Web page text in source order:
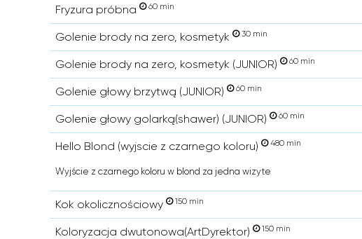
Fryzura próbna 60 min
Golenie brody na zero, kosmetyk 30 min
Golenie brody na zero, kosmetyk (JUNIOR) 60 min
Golenie głowy brzytwą (JUNIOR) 60 min
Golenie głowy golarką(shawer) (JUNIOR) 60 min
Hello Blond (wyjscie z czarnego koloru) 480 min
Wyjście z czarnego koloru w blond za jedna wizyte
Kok okolicznościowy 150 min
Koloryzacja dwutonowa(ArtDyrektor) 150 min